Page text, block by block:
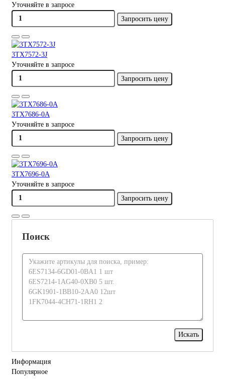
Уточняйте в запросе
Запросить цену
3TX7572-3J
Уточняйте в запросе
Запросить цену
3TX7686-0A
Уточняйте в запросе
Запросить цену
3TX7696-0A
Уточняйте в запросе
Запросить цену
Поиск
Информация
Популярное